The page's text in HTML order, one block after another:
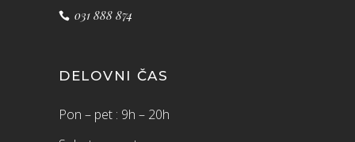
031 888 874
DELOVNI ČAS
Pon – pet : 9h – 20h